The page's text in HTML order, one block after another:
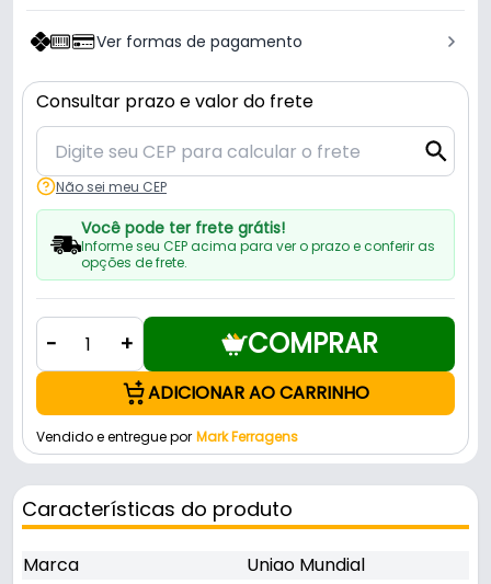
Ver formas de pagamento
Consultar prazo e valor do frete
Não sei meu CEP
Você pode ter frete grátis!
Informe seu CEP acima para ver o prazo e conferir as
opções de frete.
- + COMPRAR
ADICIONAR AO CARRINHO
Vendido e entregue por Mark Ferragens
Características do produto
Marca
Uniao Mundial